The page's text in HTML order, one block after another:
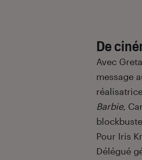
De
Avec
message
Barbie,
Pour Iris
Délégué